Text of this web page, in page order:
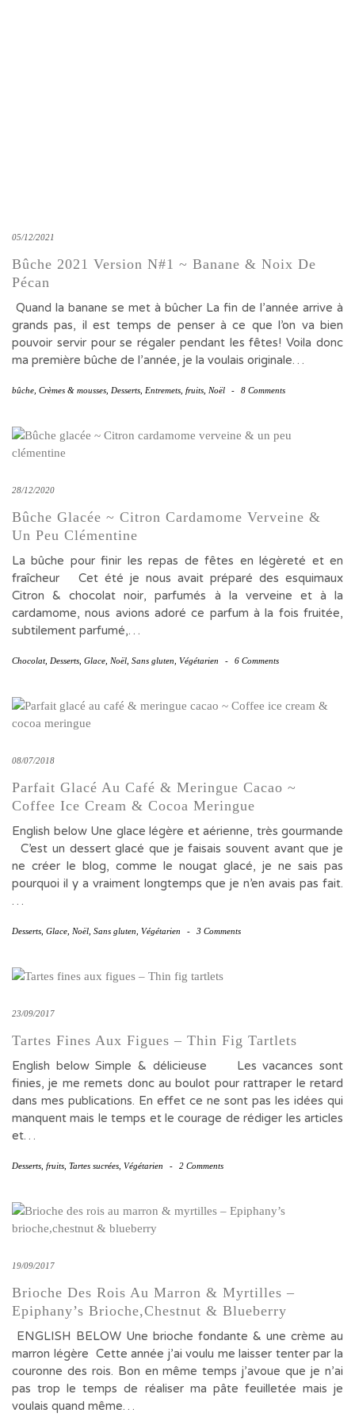
05/12/2021
Bûche 2021 Version N#1 ~ Banane & Noix De
Pécan
Quand la banane se met à bûcher La fin de l’année arrive à
grands pas, il est temps de penser à ce que l’on va bien
pouvoir servir pour se régaler pendant les fêtes! Voila donc
ma première bûche de l’année, je la voulais originale…
bûche Crèmes & mousses Desserts Entremets fruits Noël - 8 Comments
28/12/2020
Bûche Glacée ~ Citron Cardamome Verveine &
Un Peu Clémentine
La bûche pour finir les repas de fêtes en légèreté et en
fraîcheur Cet été je nous avait préparé des esquimaux
Citron & chocolat noir, parfumés à la verveine et à la
cardamome, nous avions adoré ce parfum à la fois fruitée,
subtilement parfumé,…
Chocolat, Desserts Glace Noël Sans gluten Végétarien - 6 Comments
08/07/2018
Parfait Glacé Au Café & Meringue Cacao ~
Coffee Ice Cream & Cocoa Meringue
English below Une glace légère et aérienne, très gourmande
C’est un dessert glacé que je faisais souvent avant que je
ne créer le blog, comme le nougat glacé, je ne sais pas
pourquoi il y a vraiment longtemps que je n’en avais pas fait.
…
Desserts Glace Noël Sans gluten Végétarien - 3 Comments
23/09/2017
Tartes Fines Aux Figues – Thin Fig Tartlets
English below Simple & délicieuse Les vacances sont
finies, je me remets donc au boulot pour rattraper le retard
dans mes publications. En effet ce ne sont pas les idées qui
manquent mais le temps et le courage de rédiger les articles
et…
Desserts fruits Tartes sucrées Végétarien - 2 Comments
19/09/2017
Brioche Des Rois Au Marron & Myrtilles –
Epiphany’s Brioche,chestnut & Blueberry
ENGLISH BELOW Une brioche fondante & une crème au
marron légère Cette année j’ai voulu me laisser tenter par la
couronne des rois. Bon en même temps j’avoue que je n’ai
pas trop le temps de réaliser ma pâte feuilletée mais je
voulais quand même…